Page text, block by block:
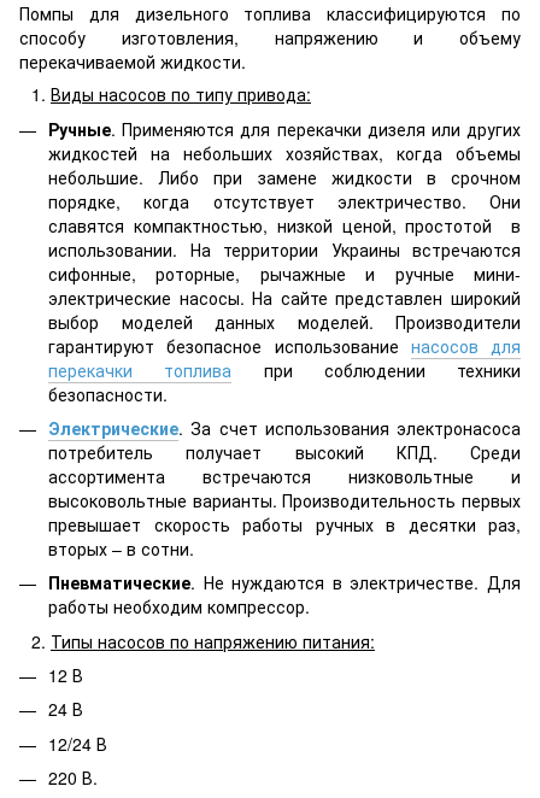
Помпы для дизельного топлива классифицируются по
способу изготовления, напряжению и объему
перекачиваемой жидкости.
Виды насосов по типу привода:
Ручные. Применяются для перекачки дизеля или других
жидкостей на небольших хозяйствах, когда объемы
небольшие. Либо при замене жидкости в срочном
порядке, когда отсутствует электричество. Они
славятся компактностью, низкой ценой, простотой в
использовании. На территории Украины встречаются
сифонные, роторные, рычажные и ручные мини-
электрические насосы. На сайте представлен широкий
выбор моделей данных моделей. Производители
гарантируют безопасное использование насосов для
перекачки топлива при соблюдении техники
безопасности.
Электрические. За счет использования электронасоса
потребитель получает высокий КПД. Среди
ассортимента встречаются низковольтные и
высоковольтные варианты. Производительность первых
превышает скорость работы ручных в десятки раз,
вторых – в сотни.
Пневматические. Не нуждаются в электричестве. Для
работы необходим компрессор.
Типы насосов по напряжению питания:
12 В
24 В
12/24 В
220 В.